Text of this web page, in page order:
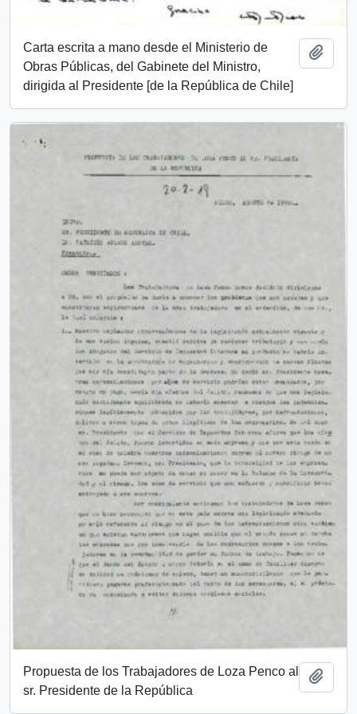
Carta escrita a mano desde el Ministerio de
Obras Públicas, del Gabinete del Ministro,
dirigida al Presidente [de la República de Chile]
Propuesta de los Trabajadores de Loza Penco al
sr. Presidente de la República